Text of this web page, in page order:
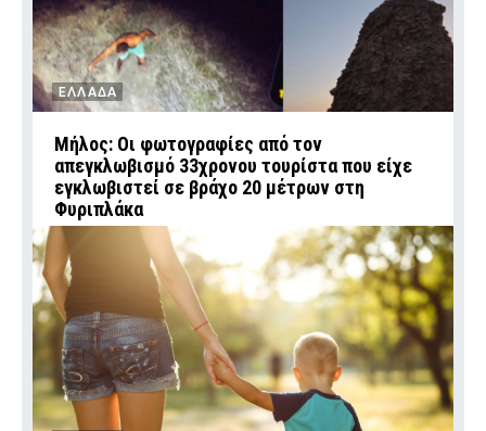
ΕΛΛΑΔΑ
Μήλος: Οι φωτογραφίες από τον
απεγκλωβισμό 33χρονου τουρίστα που είχε
εγκλωβιστεί σε βράχο 20 μέτρων στη
Φυριπλάκα